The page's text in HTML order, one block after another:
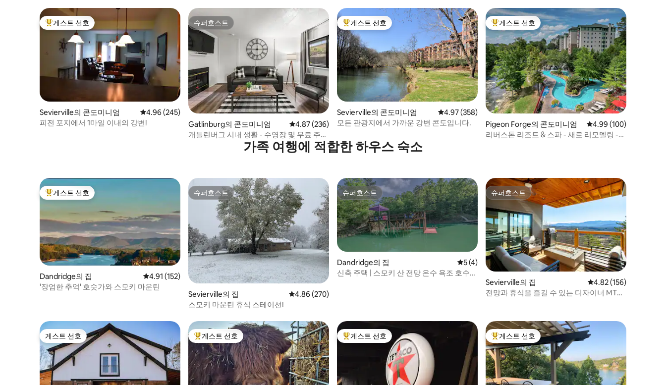
상위 게스트 선호
게스트 선호
Sevierville의 콘도미니엄 평점 4.96점(5점 만점), 후기 245개
4.96 (245)
피전 포지에서 1마일 이내의 강변!
슈퍼호스트
슈퍼호스트
Gatlinburg의 콘도미니엄 평점 4.87점(5점 만점), 후기 236개
4.87 (236)
개틀린버그 시내 생활 - 수영장 및 무료 주
상위 게스트 선호
게스트 선호
Sevierville의 콘도미니엄 평점 4.97점(5점 만점), 후기 358개
4.97 (358)
모든 관광지에서 가까운 강변 콘도입니다.
상위 게스트 선호
게스트 선호
Pigeon Forge의 콘도미니엄 평점 4.99점(5점 만점),
4.99 (100)
리버스톤 리조트 & 스파 - 새로 리모델링 -
가족 여행에 적합한 하우스 숙소
상위 게스트 선호
게스트 선호
Dandridge의 집 평점 4.91점(5점 만점), 후기 152개
4.91 (152)
'장엄한 추억' 호숫가와 스모키 마운틴
슈퍼호스트
슈퍼호스트
Sevierville의 집 평점 4.86점(5점 만점), 후기 270개
4.86 (270)
스모키 마운틴 휴식 스테이션!
슈퍼호스트
슈퍼호스트
Dandridge의 집 평점 5점(5점 만점), 후기 4개
5 (4)
신축 주택 | 스모키 산 전망 온수 욕조 호수
슈퍼호스트
슈퍼호스트
Sevierville의 집 평점 4.82점(5점 만점),
4.82 (156)
전망과 휴식을 즐길 수 있는 디자이너 MTN
게스트 선호
게스트 선호 상위 게스트 선호
게스트 선호 상위 게스트 선호
게스트 선호 상위 게스트 선호
게스트 선호